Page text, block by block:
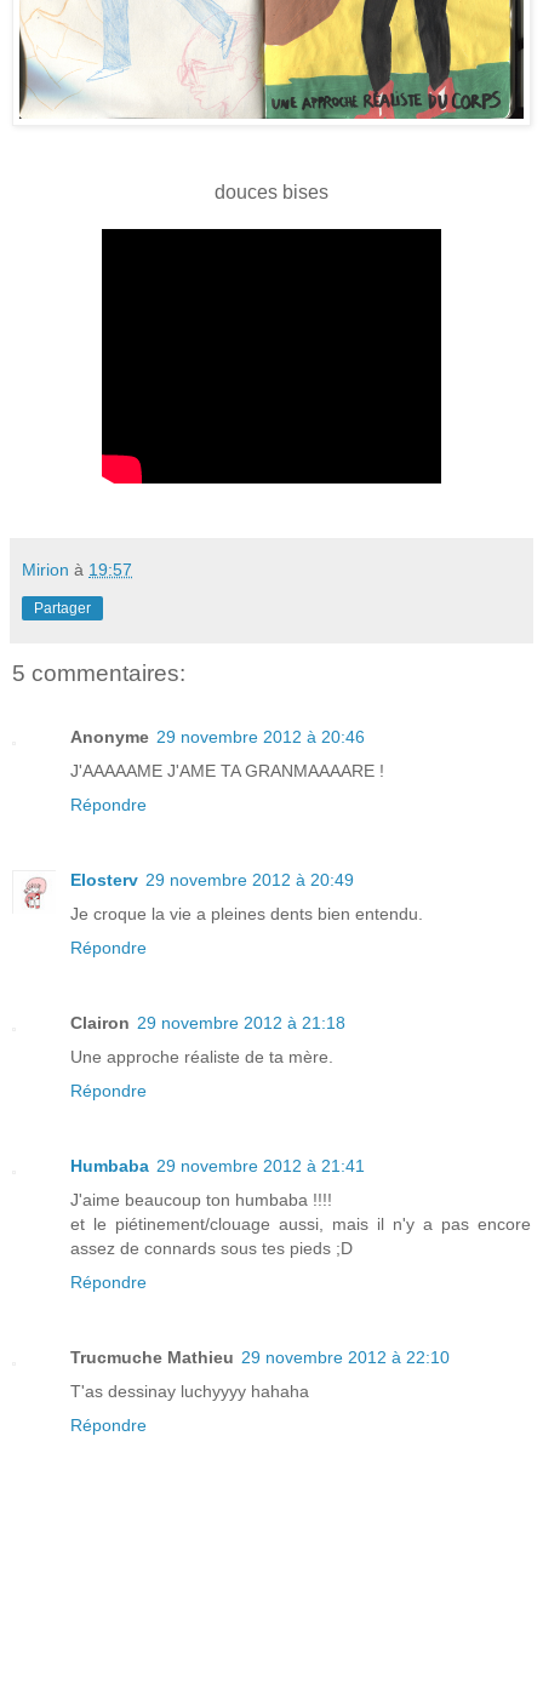
douces bises
Mirion à 19:57
Partager
5 commentaires:
Anonyme 29 novembre 2012 à 20:46
J'AAAAAME J'AME TA GRANMAAAARE !
Répondre
Elosterv 29 novembre 2012 à 20:49
Je croque la vie a pleines dents bien entendu.
Répondre
Clairon 29 novembre 2012 à 21:18
Une approche réaliste de ta mère.
Répondre
Humbaba 29 novembre 2012 à 21:41
J'aime beaucoup ton humbaba !!!!
et le piétinement/clouage aussi, mais il n'y a pas encore
assez de connards sous tes pieds ;D
Répondre
Trucmuche Mathieu 29 novembre 2012 à 22:10
T'as dessinay luchyyyy hahaha
Répondre